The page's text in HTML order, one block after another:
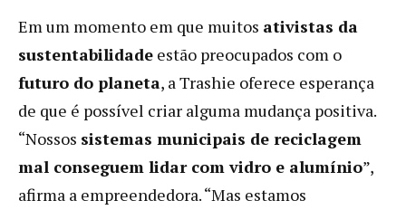
Em um momento em que muitos ativistas da
sustentabilidade estão preocupados com o
futuro do planeta, a Trashie oferece esperança
de que é possível criar alguma mudança positiva.
“Nossos sistemas municipais de reciclagem
mal conseguem lidar com vidro e alumínio”,
afirma a empreendedora. “Mas estamos